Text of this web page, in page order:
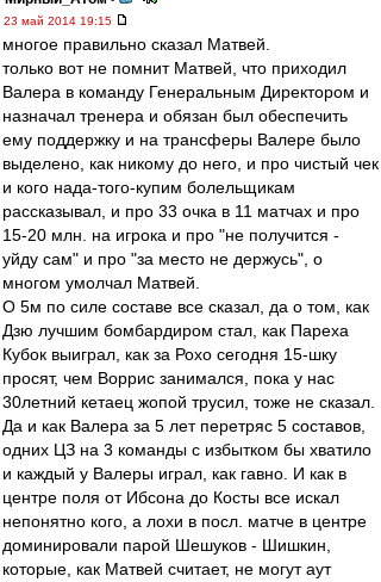
23 май 2014 19:15
многое правильно сказал Матвей.
только вот не помнит Матвей, что приходил
Валера в команду Генеральным Директором и
назначал тренера и обязан был обеспечить
ему поддержку и на трансферы Валере было
выделено, как никому до него, и про чистый чек
и кого нада-того-купим болельщикам
рассказывал, и про 33 очка в 11 матчах и про
15-20 млн. на игрока и про "не получится -
уйду сам" и про "за место не держусь", о
многом умолчал Матвей.
О 5м по силе составе все сказал, да о том, как
Дзю лучшим бомбардиром стал, как Пареха
Кубок выиграл, как за Рохо сегодня 15-шку
просят, чем Воррис занимался, пока у нас
30летний кетаец жопой трусил, тоже не сказал.
Да и как Валера за 5 лет перетряс 5 составов,
одних ЦЗ на 3 команды с избытком бы хватило
и каждый у Валеры играл, как гавно. И как в
центре поля от Ибсона до Косты все искал
непонятно кого, а лохи в посл. матче в центре
доминировали парой Шешуков - Шишкин,
которые, как Матвей считает, не могут аут